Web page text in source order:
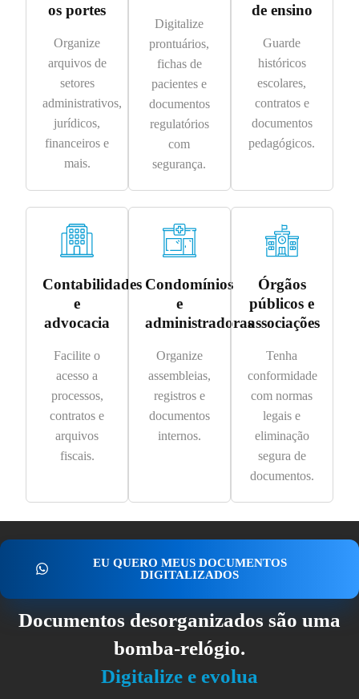
os portes
Organize
arquivos de
setores
administrativos,
jurídicos,
financeiros e
mais.
Digitalize
prontuários,
fichas de
pacientes e
documentos
regulatórios
com
segurança.
de ensino
Guarde
históricos
escolares,
contratos e
documentos
pedagógicos.
Contabilidades
e
advocacia
Facilite o
acesso a
processos,
contratos e
arquivos
fiscais.
Condomínios
e
administradoras
Organize
assembleias,
registros e
documentos
internos.
Órgãos
públicos e
associações
Tenha
conformidade
com normas
legais e
eliminação
segura de
documentos.
EU QUERO MEUS DOCUMENTOS
DIGITALIZADOS
Documentos desorganizados são uma
bomba-relógio.
Digitalize e evolua